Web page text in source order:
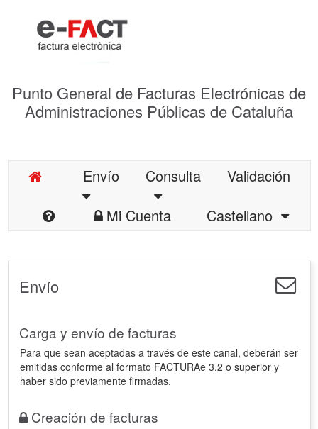
Punto General de Facturas Electrónicas de
Administraciones Públicas de Cataluña
Envío Consulta
Validación
Mi Cuenta
Castellano
Envío
Carga y envío de facturas
Para que sean aceptadas a través de este canal, deberán ser
emitidas conforme al formato FACTURAe 3.2 o superior y
haber sido previamente firmadas.
Creación de facturas